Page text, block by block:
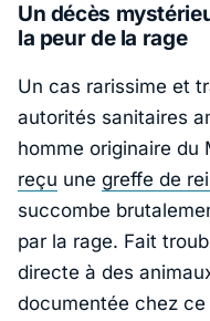
Un décès
la peur de la rage
Un cas rarissime et
autorités sanitaires
homme originaire du
reçu une greffe de
succombe
par la rage. Fait
directe à des
documentée chez